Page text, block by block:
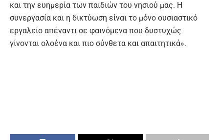
και την ευημερία των παιδιών του νησιού μας. Η
συνεργασία και η δικτύωση είναι το μόνο ουσιαστικό
εργαλείο απέναντι σε φαινόμενα που δυστυχώς
γίνονται ολοένα και πιο σύνθετα και απαιτητικά».